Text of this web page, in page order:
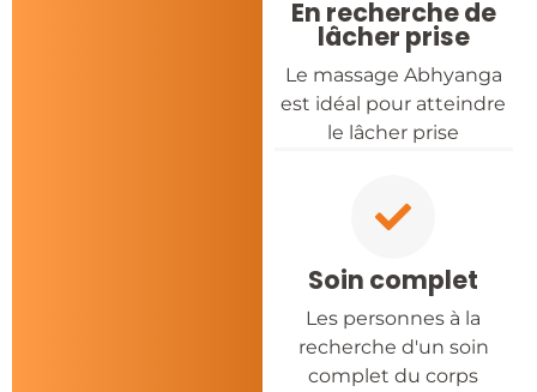
En recherche de
lâcher prise
Le massage Abhyanga
est idéal pour atteindre
le lâcher prise
Soin complet
Les personnes à la
recherche d'un soin
complet du corps